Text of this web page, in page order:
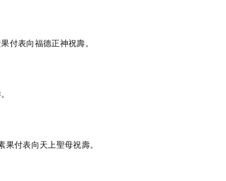
付表向福德正神祝壽。
果付表向天上聖母祝壽。